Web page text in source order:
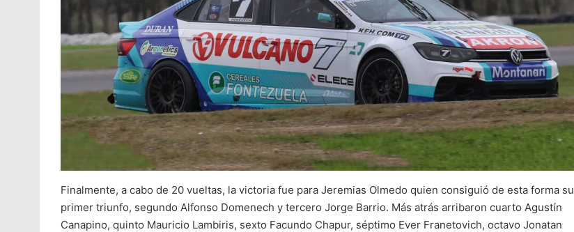
Finalmente, a cabo de 20 vueltas, la victoria fue para Jeremias Olmedo quien consiguió de esta forma su
primer triunfo, segundo Alfonso Domenech y tercero Jorge Barrio. Más atrás arribaron cuarto Agustín
Canapino, quinto Mauricio Lambiris, sexto Facundo Chapur, séptimo Ever Franetovich, octavo Jonatan